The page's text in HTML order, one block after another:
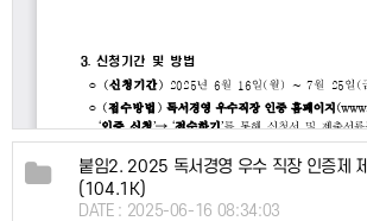
붙임2. 2025 독서경영 우수 직장 인증제
(104.1K)
DATE : 2025-06-16 08:34:03